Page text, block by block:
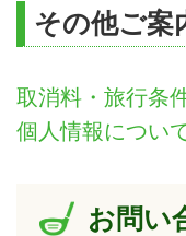
その他ご案
取消料・旅行条
個人情報につい
お問い